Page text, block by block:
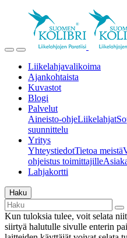
Liikelahjavalikoima
Ajankohtaista
Kuvastot
Blogi
Palvelut
Aineisto-ohjeLiikelahjat
suunnittelu
Yritys
YhteystiedotTietoa meistä
ohjeistus toimittajille
Lahjakortti
Haku
Kun tuloksia tulee, voit selata
siirtyä halutulle sivulle enterin